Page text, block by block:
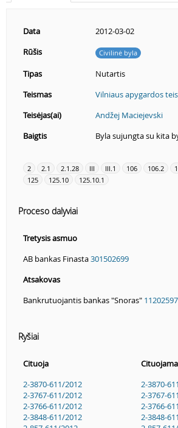
Data
2012-03-02
Rūšis
Civilinė byla
Tipas
Nutartis
Teismas
Vilniaus apygardos
Teisėjas(ai)
Andžej Maciejevski
Baigtis
Byla sujungta su kita
2 2.1 2.1.28 III III.1 106 106.2
125
125.10 125.10.1
Proceso dalyviai
Tretysis asmuo
AB bankas Finasta301502699
Atsakovas
Bankrutuojantis bankas "Snoras"
Ryšiai
Cituoja
Cituojama
2-3870-611/2012
2-3767-611/2012
2-3766-611/2012
2-3848-611/2012
2-3870-
2-3767-
2-3766-
2-3848-